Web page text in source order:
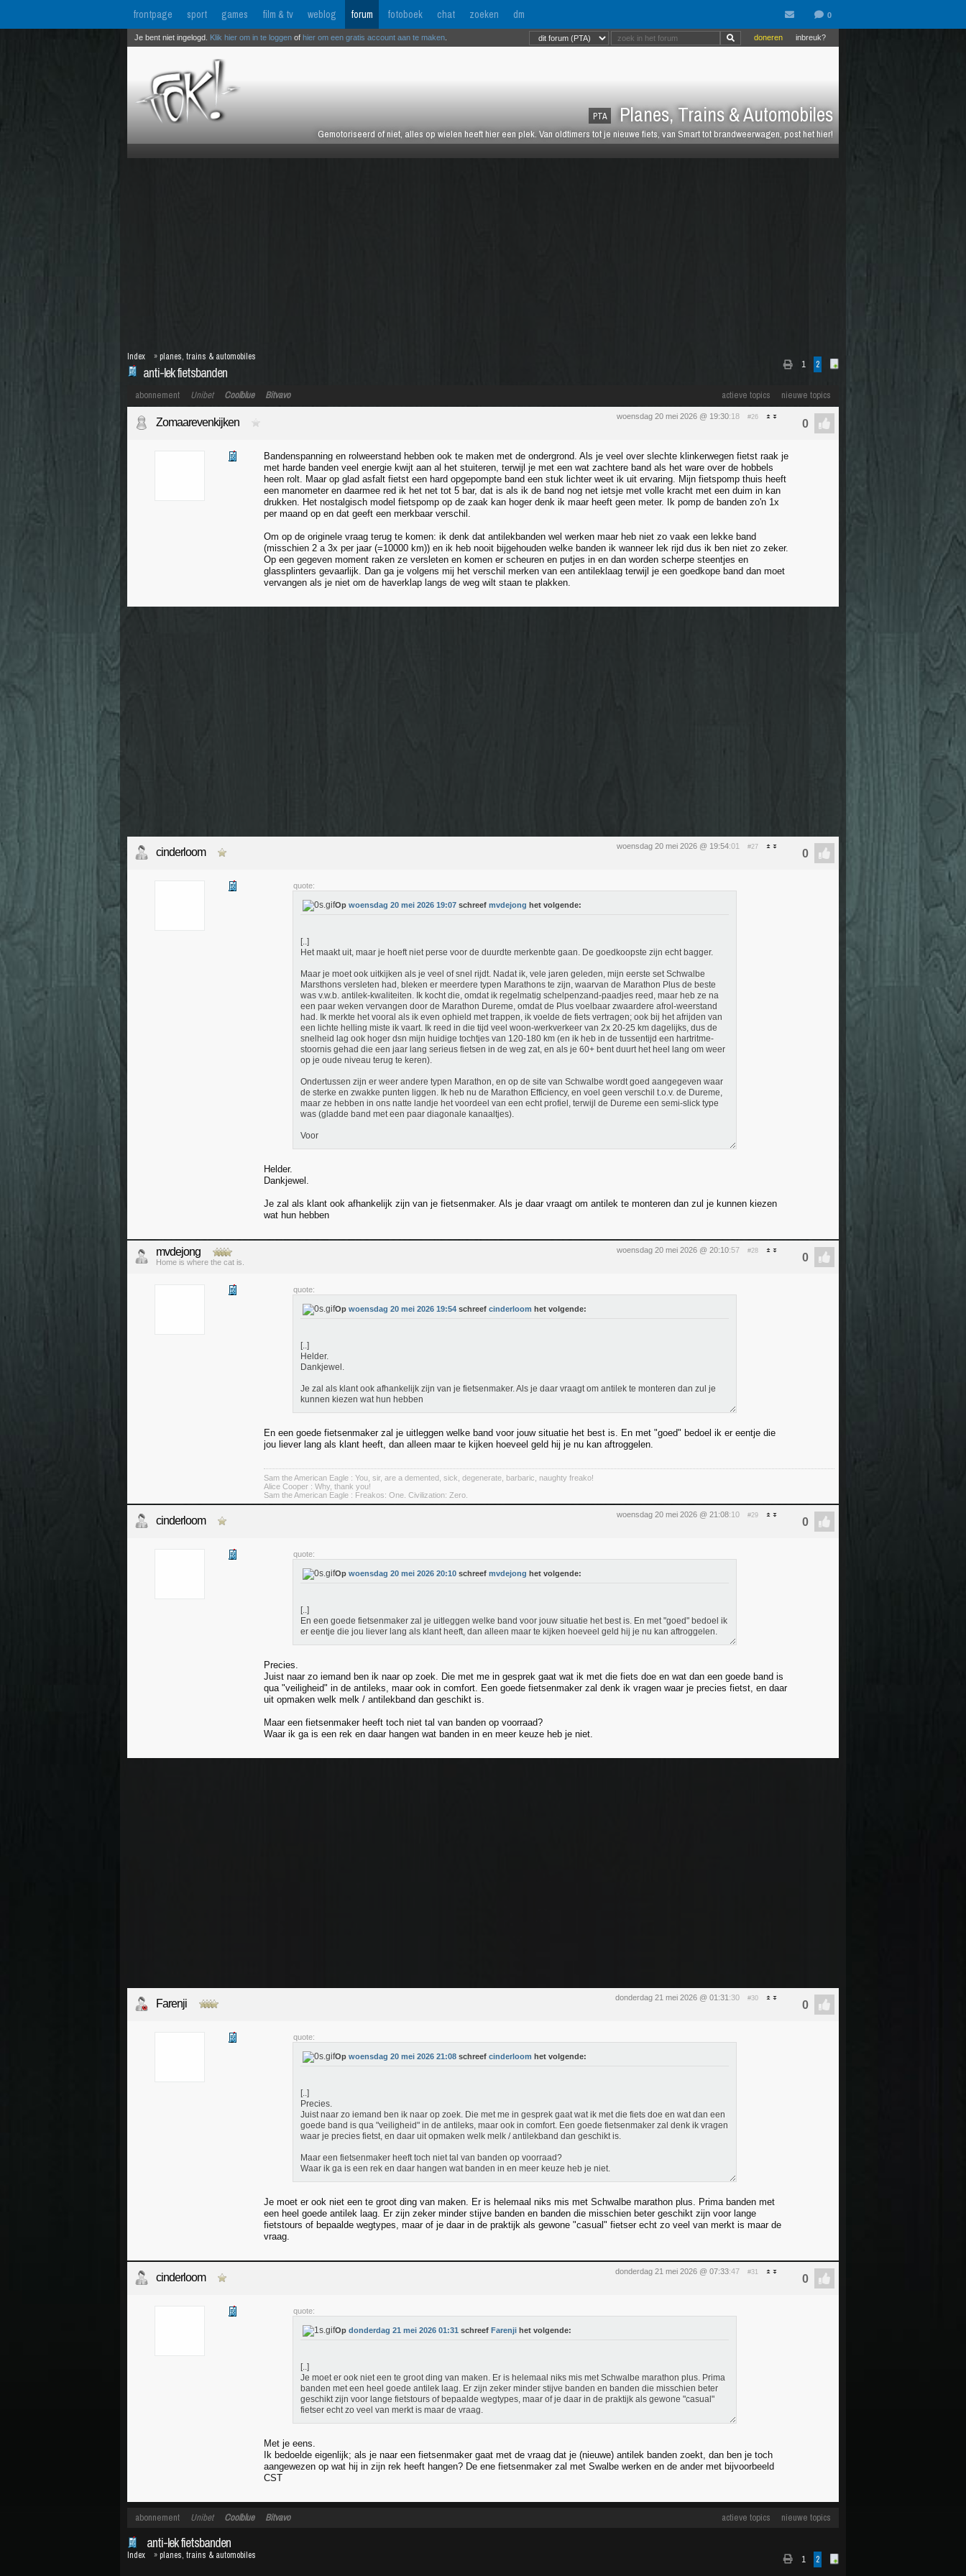
frontpage sport games film & tv weblog forum fotoboek chat zoeken dm
PTA Planes, Trains & Automobiles
Gemotoriseerd of niet, alles op wielen heeft hier een plek. Van oldtimers tot je nieuwe fiets, van Smart tot brandweerwagen, post het hier!
inbreuk?
doneren
Je bent niet ingelogd. Klik hier om in te loggen of hier om een gratis account aan te maken
1 2
anti-lek fietsbanden
Index »planes, trains & automobiles
actieve topics nieuwe topics
abonnement Unibet Coolblue Bitvavo
woensdag 20 mei 2026 @ 19:30:18 #26
Zomaarevenkijken
Bandenspanning en rolweerstand hebben ook te maken met de ondergrond. Als je veel over slechte klinkerwegen fietst raak je
met harde banden veel energie kwijt aan al het stuiteren, terwijl je met een wat zachtere band als het ware over de hobbels
heen rolt. Maar op glad asfalt fietst een hard opgepompte band een stuk lichter weet ik uit ervaring. Mijn fietspomp thuis heeft
een manometer en daarmee red ik het net tot 5 bar, dat is als ik de band nog net ietsje met volle kracht met een duim in kan
drukken. Het nostalgisch model fietspomp op de zaak kan hoger denk ik maar heeft geen meter. Ik pomp de banden zo'n 1x
per maand op en dat geeft een merkbaar verschil.
Om op de originele vraag terug te komen: ik denk dat antilekbanden wel werken maar heb niet zo vaak een lekke band
(misschien 2 a 3x per jaar (=10000 km)) en ik heb nooit bijgehouden welke banden ik wanneer lek rijd dus ik ben niet zo zeker.
Op een gegeven moment raken ze versleten en komen er scheuren en putjes in en dan worden scherpe steentjes en
glassplinters gevaarlijk. Dan ga je volgens mij het verschil merken van een antileklaag terwijl je een goedkope band dan moet
vervangen als je niet om de haverklap langs de weg wilt staan te plakken.
woensdag 20 mei 2026 @ 19:54:01 #27
cinderloom
quote:
Op woensdag 20 mei 2026 19:07 schreef mvdejong het volgende:
[..]
Het maakt uit, maar je hoeft niet perse voor de duurdte merkenbte gaan. De goedkoopste zijn echt bagger.
Maar je moet ook uitkijken als je veel of snel rijdt. Nadat ik, vele jaren geleden, mijn eerste set Schwalbe
Marsthons versleten had, bleken er meerdere typen Marathons te zijn, waarvan de Marathon Plus de beste
was v.w.b. antilek-kwaliteiten. Ik kocht die, omdat ik regelmatig schelpenzand-paadjes reed, maar heb ze na
een paar weken vervangen door de Marathon Dureme, omdat de Plus voelbaar zwaardere afrol-weerstand
had. Ik merkte het vooral als ik even ophield met trappen, ik voelde de fiets vertragen; ook bij het afrijden van
een lichte helling miste ik vaart. Ik reed in die tijd veel woon-werkverkeer van 2x 20-25 km dagelijks, dus de
snelheid lag ook hoger dsn mijn huidige tochtjes van 120-180 km (en ik heb in de tussentijd een hartritme-
stoornis gehad die een jaar lang serieus fietsen in de weg zat, en als je 60+ bent duurt het heel lang om weer
op je oude niveau terug te keren).
Ondertussen zijn er weer andere typen Marathon, en op de site van Schwalbe wordt goed aangegeven waar
de sterke en zwakke punten liggen. Ik heb nu de Marathon Efficiency, en voel geen verschil t.o.v. de Dureme,
maar ze hebben in ons natte landje het voordeel van een echt profiel, terwijl de Dureme een semi-slick type
was (gladde band met een paar diagonale kanaaltjes).
Voor
Helder.
Dankjewel.
Je zal als klant ook afhankelijk zijn van je fietsenmaker. Als je daar vraagt om antilek te monteren dan zul je kunnen kiezen
wat hun hebben
woensdag 20 mei 2026 @ 20:10:57 #28
mvdejong
Home is where the cat is.
quote:
Op woensdag 20 mei 2026 19:54 schreef cinderloom het volgende:
[..]
Helder.
Dankjewel.
Je zal als klant ook afhankelijk zijn van je fietsenmaker. Als je daar vraagt om antilek te monteren dan zul je
kunnen kiezen wat hun hebben
En een goede fietsenmaker zal je uitleggen welke band voor jouw situatie het best is. En met "goed" bedoel ik er eentje die
jou liever lang als klant heeft, dan alleen maar te kijken hoeveel geld hij je nu kan aftroggelen.
Sam the American Eagle : You, sir, are a demented, sick, degenerate, barbaric, naughty freako!
Alice Cooper : Why, thank you!
Sam the American Eagle : Freakos: One. Civilization: Zero.
woensdag 20 mei 2026 @ 21:08:10 #29
cinderloom
quote:
Op woensdag 20 mei 2026 20:10 schreef mvdejong het volgende:
[..]
En een goede fietsenmaker zal je uitleggen welke band voor jouw situatie het best is. En met "goed" bedoel ik
er eentje die jou liever lang als klant heeft, dan alleen maar te kijken hoeveel geld hij je nu kan aftroggelen.
Precies.
Juist naar zo iemand ben ik naar op zoek. Die met me in gesprek gaat wat ik met die fiets doe en wat dan een goede band is
qua "veiligheid" in de antileks, maar ook in comfort. Een goede fietsenmaker zal denk ik vragen waar je precies fietst, en daar
uit opmaken welk melk / antilekband dan geschikt is.
Maar een fietsenmaker heeft toch niet tal van banden op voorraad?
Waar ik ga is een rek en daar hangen wat banden in en meer keuze heb je niet.
donderdag 21 mei 2026 @ 01:31 :30 #30
Farenji
quote:
Op woensdag 20 mei 2026 21:08 schreef cinderloom het volgende:
[..]
Precies.
Juist naar zo iemand ben ik naar op zoek. Die met me in gesprek gaat wat ik met die fiets doe en wat dan een
goede band is qua "veiligheid" in de antileks, maar ook in comfort. Een goede fietsenmaker zal denk ik vragen
waar je precies fietst, en daar uit opmaken welk melk / antilekband dan geschikt is.
Maar een fietsenmaker heeft toch niet tal van banden op voorraad?
Waar ik ga is een rek en daar hangen wat banden in en meer keuze heb je niet.
Je moet er ook niet een te groot ding van maken. Er is helemaal niks mis met Schwalbe marathon plus. Prima banden met
een heel goede antilek laag. Er zijn zeker minder stijve banden en banden die misschien beter geschikt zijn voor lange
fietstours of bepaalde wegtypes, maar of je daar in de praktijk als gewone "casual" fietser echt zo veel van merkt is maar de
vraag.
donderdag 21 mei 2026 @ 07:33:47 #31
cinderloom
quote:
Op donderdag 21 mei 2026 01:31 schreef Farenji het volgende:
[..]
Je moet er ook niet een te groot ding van maken. Er is helemaal niks mis met Schwalbe marathon plus. Prima
banden met een heel goede antilek laag. Er zijn zeker minder stijve banden en banden die misschien beter
geschikt zijn voor lange fietstours of bepaalde wegtypes, maar of je daar in de praktijk als gewone "casual"
fietser echt zo veel van merkt is maar de vraag.
Met je eens.
Ik bedoelde eigenlijk; als je naar een fietsenmaker gaat met de vraag dat je (nieuwe) antilek banden zoekt, dan ben je toch
aangewezen op wat hij in zijn rek heeft hangen? De ene fietsenmaker zal met Swalbe werken en de ander met bijvoorbeeld
CST
actieve topics nieuwe topics
abonnement Unibet Coolblue Bitvavo
1 2
anti-lek fietsbanden
Index »planes, trains & automobiles